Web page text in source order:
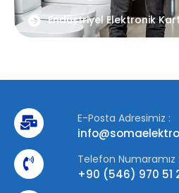
Endüstriyel Elektronik Kart
E-Posta Adresimiz :
Telefon Numaramız :
+90 (546) 970 51